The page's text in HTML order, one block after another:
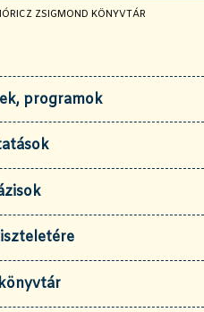
OLDAL:
ZSIGMOND KÖNYVTÁR
programok